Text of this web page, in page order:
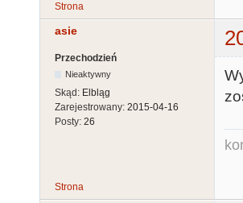
Strona
asie
Przechodzień
Nieaktywny
Skąd: Elbląg
Zarejestrowany: 2015-04-16
Posty: 26
Strona